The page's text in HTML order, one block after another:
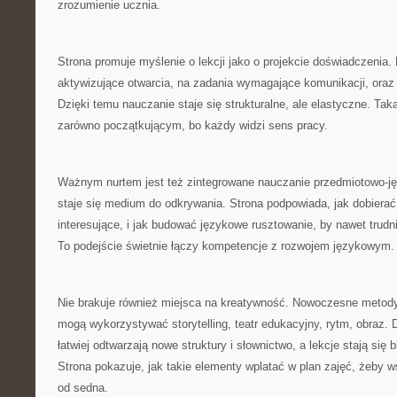
zrozumienie ucznia.
Strona promuje myślenie o lekcji jako o projekcie
aktywizujące otwarcia, na zadania wymagające komunikacji,
Dzięki temu nauczanie staje się strukturalne, ale elastyczne.
zarówno początkującym, bo każdy widzi sens pracy.
Ważnym nurtem jest też zintegrowane nauczanie przedmiotowo-
staje się medium do odkrywania. Strona podpowiada, jak
interesujące, i jak budować językowe rusztowanie, by nawet
To podejście świetnie łączy kompetencje z rozwojem językowym.
Nie brakuje również miejsca na kreatywność. Nowoczesne
mogą wykorzystywać storytelling, teatr edukacyjny, rytm, obraz.
łatwiej odtwarzają nowe struktury i słownictwo, a lekcje stają się
Strona pokazuje, jak takie elementy wplatać w plan zajęć, żeby
od sedna.